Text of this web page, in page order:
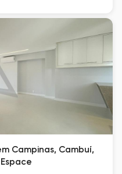
Campinas, Cambuí,